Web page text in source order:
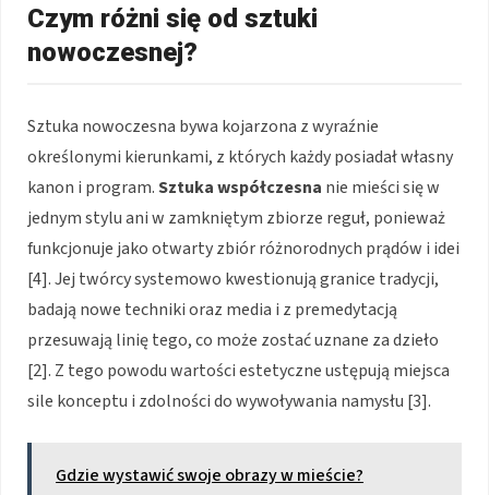
Czym różni się od sztuki
nowoczesnej?
Sztuka nowoczesna bywa kojarzona z wyraźnie
określonymi kierunkami, z których każdy posiadał własny
kanon i program.Sztuka współczesna nie mieści się w
jednym stylu ani w zamkniętym zbiorze reguł, ponieważ
funkcjonuje jako otwarty zbiór różnorodnych prądów i idei
[4]. Jej twórcy systemowo kwestionują granice tradycji,
badają nowe techniki oraz media i z premedytacją
przesuwają linię tego, co może zostać uznane za dzieło
[2]. Z tego powodu wartości estetyczne ustępują miejsca
sile konceptu i zdolności do wywoływania namysłu [3].
Gdzie wystawić swoje obrazy w mieście?